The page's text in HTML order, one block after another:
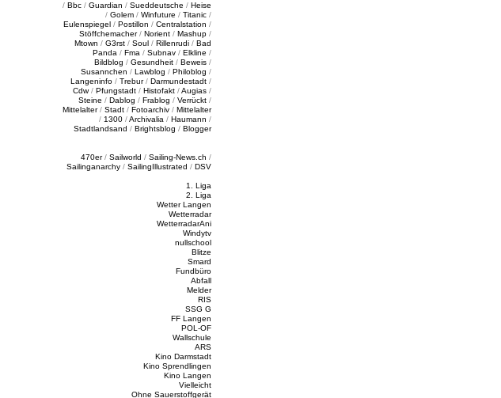
/ Bbc / Guardian / Sueddeutsche / Heise
/ Golem / Winfuture / Titanic /
Eulenspiegel / Postillon / Centralstation /
Stöffchemacher/ Norient / Mashup /
Mtown / G3rst / Soul / Rillenrudi / Bad
Panda / Fma / Subnav / Elkline /
Bildblog / Gesundheit / Beweis /
Susannchen / Lawblog / Philoblog /
Langeninfo / Trebur/ Darmundestadt /
Cdw/ Pfungstadt / Histofakt /Augias /
Steine / Dablog / Frablog / Verrückt /
Mittelalter/ Stadt / Fotoarchiv / Mittelalter
/ 1300 /Archivalia / Haumann /
Stadtlandsand / Brightsblog / Blogger
470er/ Sailworld / Sailing-News.ch /
Sailinganarchy / SailingIllustrated / DSV
1. Liga
2. Liga
Wetter Langen
Wetterradar
WetterradarAni
Windytv
nullschool
Blitze
Smard
Fundbüro
Abfall
Melder
RIS
SSG G
FF Langen
POL-OF
Wallschule
ARS
Kino Darmstadt
Kino Sprendlingen
Kino Langen
Vielleicht
Ohne Sauerstoffgerät